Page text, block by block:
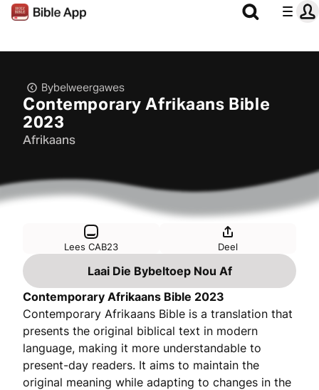
Bybelweergawes
Contemporary Afrikaans Bible
2023
Afrikaans
Lees CAB23 Deel
Laai Die Bybeltoep Nou Af
Contemporary Afrikaans Bible 2023
Contemporary Afrikaans Bible is a translation that
presents the original biblical text in modern
language, making it more understandable to
present-day readers. It aims to maintain the
original meaning while adapting to changes in the